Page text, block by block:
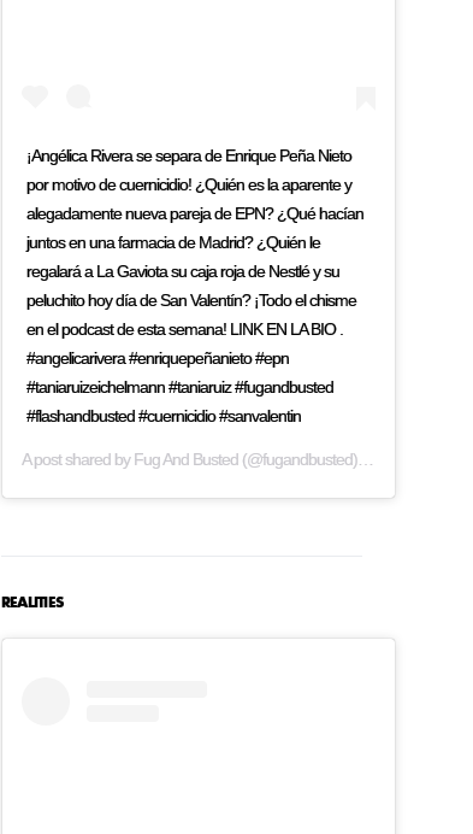
¡Angélica Rivera se separa de Enrique Peña Nieto
por motivo de cuernicidio! ¿Quién es la aparente y
alegadamente nueva pareja de EPN? ¿Qué hacían
juntos en una farmacia de Madrid? ¿Quién le
regalará a La Gaviota su caja roja de Nestlé y su
peluchito hoy día de San Valentín? ¡Todo el chisme
en el podcast de esta semana! LINK EN LA BIO .
#angelicarivera #enriquepeñanieto #epn
#taniaruizeichelmann #taniaruiz #fugandbusted
#flashandbusted #cuernicidio #sanvalentin
A post shared byFug And Busted(@fugandbusted) on
REALITIES